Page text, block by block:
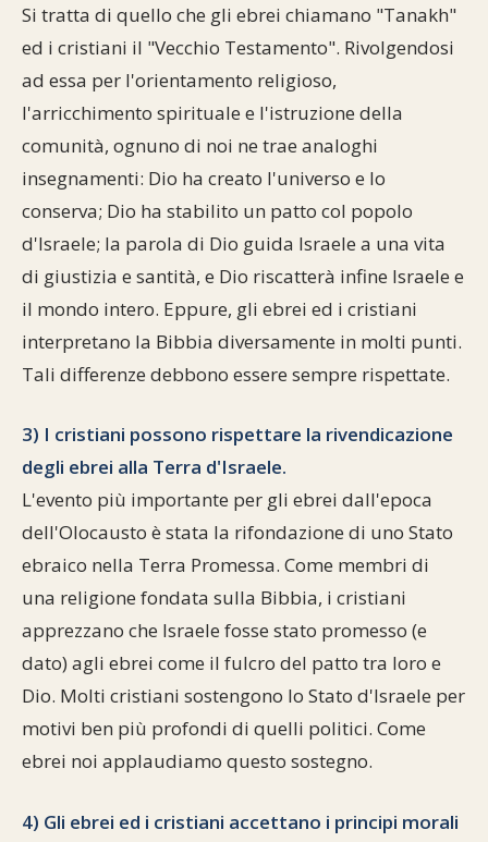
Si tratta di quello che gli ebrei chiamano "Tanakh"
ed i cristiani il "Vecchio Testamento". Rivolgendosi
ad essa per l'orientamento religioso,
l'arricchimento spirituale e l'istruzione della
comunità, ognuno di noi ne trae analoghi
insegnamenti: Dio ha creato l'universo e lo
conserva; Dio ha stabilito un patto col popolo
d'Israele; la parola di Dio guida Israele a una vita
di giustizia e santità, e Dio riscatterà infine Israele e
il mondo intero. Eppure, gli ebrei ed i cristiani
interpretano la Bibbia diversamente in molti punti.
Tali differenze debbono essere sempre rispettate.
3) I cristiani possono rispettare la rivendicazione
degli ebrei alla Terra d'Israele.
L'evento più importante per gli ebrei dall'epoca
dell'Olocausto è stata la rifondazione di uno Stato
ebraico nella Terra Promessa. Come membri di
una religione fondata sulla Bibbia, i cristiani
apprezzano che Israele fosse stato promesso (e
dato) agli ebrei come il fulcro del patto tra loro e
Dio. Molti cristiani sostengono lo Stato d'Israele per
motivi ben più profondi di quelli politici. Come
ebrei noi applaudiamo questo sostegno.
4) Gli ebrei ed i cristiani accettano i principi morali